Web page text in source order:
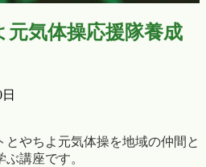
元気体操応援隊養成
やちよ元気体操を地域の仲間と
講座です。